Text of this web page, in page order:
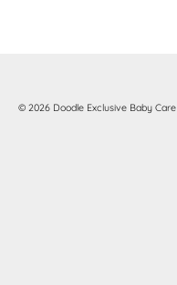
© 2026 Doodle Exclusive Baby